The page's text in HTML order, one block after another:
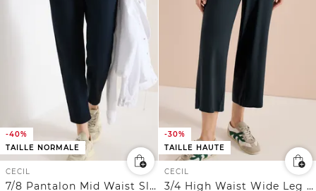
-40%
TAILLE NORMALE
CECIL
7/8 Pantalon Mid Waist Slim Leg en Casual Fit
-30%
TAILLE HAUTE
CECIL
3/4 High Waist Wide Leg Pantalon Loose Fit